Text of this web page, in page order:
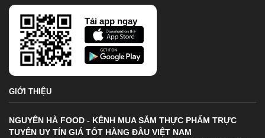
Tải app ngay
GIỚI THIỆU
NGUYÊN HÀ FOOD - KÊNH MUA SẮM THỰC PHẨM TRỰC
TUYẾN UY TÍN GIÁ TỐT HÀNG ĐẦU VIỆT NAM